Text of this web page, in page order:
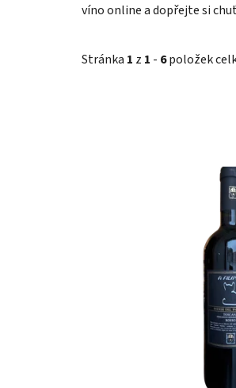
víno online a dopřejte si
Stránka 1 z 1 - 6položek